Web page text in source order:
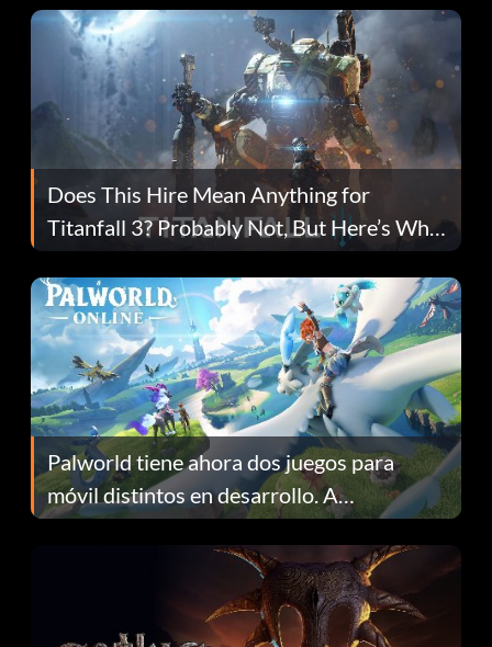
Does This Hire Mean Anything for
Titanfall 3? Probably Not, But Here’s Why
Fans Are Hopeful
Palworld tiene ahora dos juegos para
móvil distintos en desarrollo. A
continuación te explicamos por qué.